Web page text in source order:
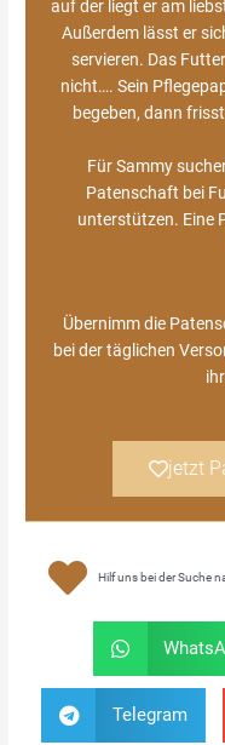
auf der liegt er am
Außerdem lässt er
servieren. Das
nicht…. Sein
begeben, dann
Für Sammy
Patenschaft bei
unterstützen. Eine
Übernimm die
bei der täglichen
jetzt
Hilf uns bei der Suche
Telegram